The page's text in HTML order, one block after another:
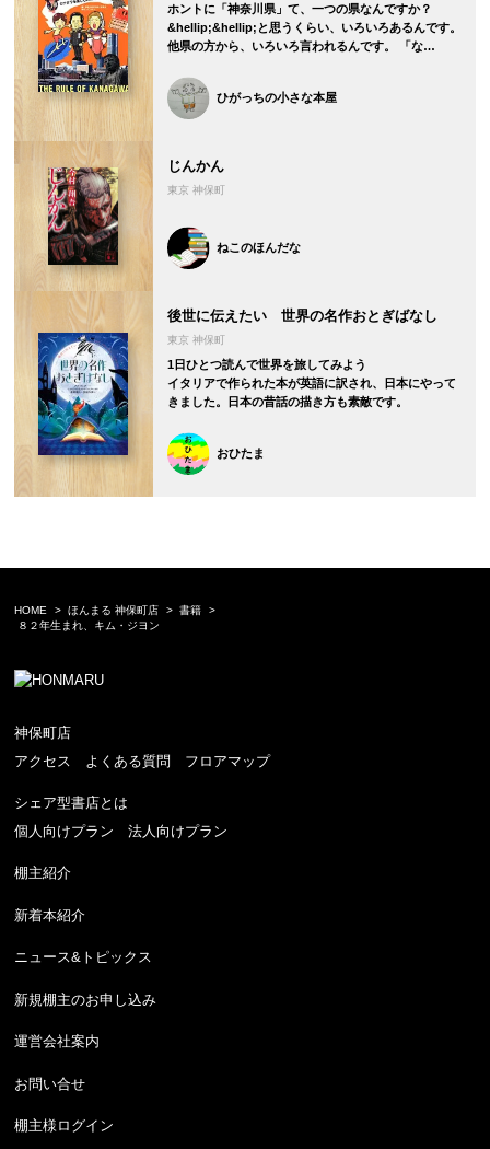
ホントに「神奈川県」て、一つの県なんですか？
&hellip;&hellip;と思うくらい、いろいろあるんです。
他県の方から、いろいろ言われるんです。 「な…
ひがっちの小さな本屋
じんかん
東京 神保町
ねこのほんだな
後世に伝えたい 世界の名作おとぎばなし
東京 神保町
1日ひとつ読んで世界を旅してみよう
イタリアで作られた本が英語に訳され、日本にやって
きました。日本の昔話の描き方も素敵です。
おひたま
HOME ほんまる 神保町店
書籍
８２年生まれ、キム・ジヨン
神保町店
アクセス
よくある質問 フロアマップ
シェア型書店とは
個人向けプラン
法人向けプラン
棚主紹介
新着本紹介
ニュース&トピックス
新規棚主のお申し込み
運営会社案内
お問い合せ
棚主様ログイン